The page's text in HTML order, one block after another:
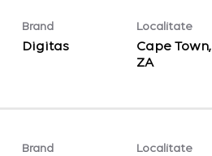
Brand
Digitas
Localitate
Cape Town,
ZA
Brand Localitate